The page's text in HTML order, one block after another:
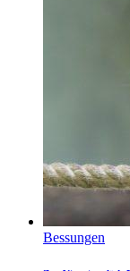
Bessungen